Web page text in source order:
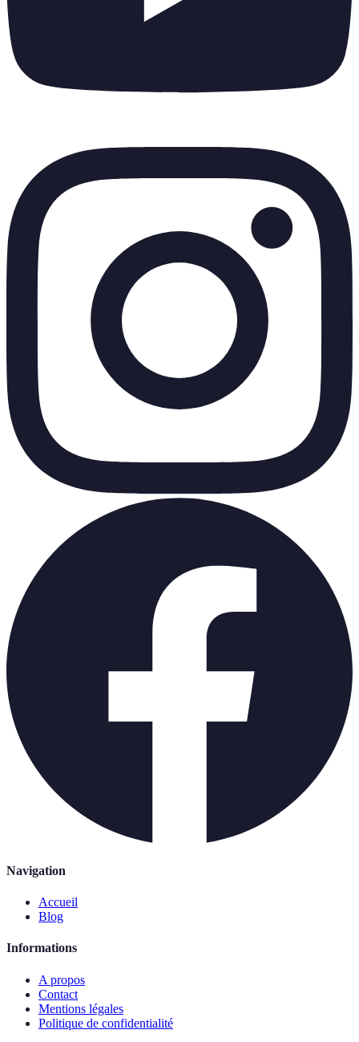
Navigation
Accueil
Blog
Informations
A propos
Contact
Mentions légales
Politique de confidentialité